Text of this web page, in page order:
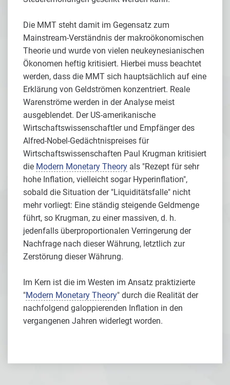
Die MMT steht damit im Gegensatz zum
Mainstream-Verständnis der makroökonomischen
Theorie und wurde von vielen neukeynesianischen
Ökonomen heftig kritisiert. Hierbei muss beachtet
werden, dass die MMT sich hauptsächlich auf eine
Erklärung von Geldströmen konzentriert. Reale
Warenströme werden in der Analyse meist
ausgeblendet. Der US-amerikanische
Wirtschaftswissenschaftler und Empfänger des
Alfred-Nobel-Gedächtnispreises für
Wirtschaftswissenschaften Paul Krugman kritisiert
die Modern Monetary Theory als "Rezept für sehr
hohe Inflation, vielleicht sogar Hyperinflation",
sobald die Situation der "Liquiditätsfalle" nicht
mehr vorliegt: Eine ständig steigende Geldmenge
führt, so Krugman, zu einer massiven, d. h.
jedenfalls überproportionalen Verringerung der
Nachfrage nach dieser Währung, letztlich zur
Zerstörung dieser Währung.
Im Kern ist die im Westen im Ansatz praktizierte
"Modern Monetary Theory" durch die Realität der
nachfolgend galoppierenden Inflation in den
vergangenen Jahren widerlegt worden.